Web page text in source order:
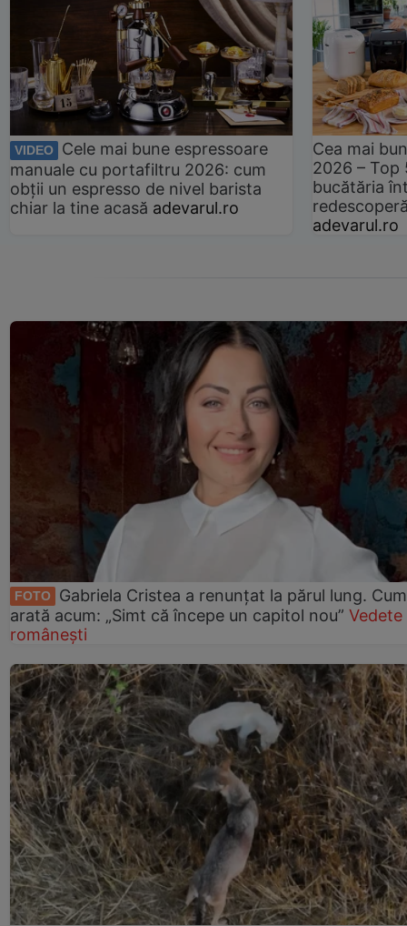
VIDEO
Cele mai bune espressoare
manuale cu portafiltru 2026: cum
obții un espresso de nivel barista
chiar la tine acasă adevarul.ro
Cea mai
2026 –
bucătăria
adevarul.ro
FOTO
Gabriela Cristea a renunțat la părul lung. Cum
arată acum: „Simt că începe un capitol nou” Vedete
românești